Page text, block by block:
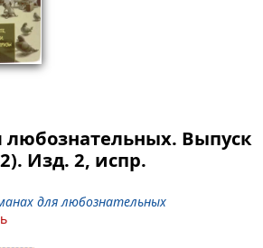
любознательных. Выпуск
Изд. 2, испр.
для любознательных